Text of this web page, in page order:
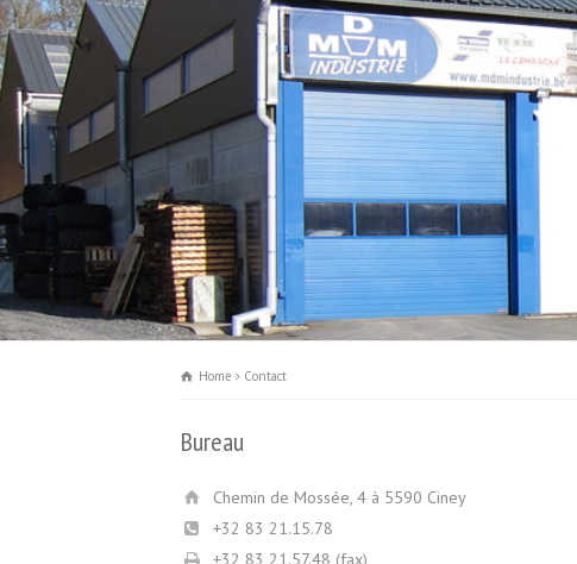
Home Contact
Bureau
Chemin de Mossée, 4 à 5590 Ciney
+32 83 21.15.78
+32 83 21.57.48 (fax)